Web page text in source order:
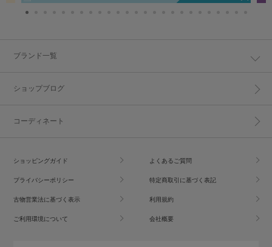
ブランド一覧
ショップブログ
コーディネート
ショッピングガイド よくあるご質問
プライバシーポリシー 特定商取引に基づく表記
古物営業法に基づく表示 利用規約
ご利用環境について 会社概要